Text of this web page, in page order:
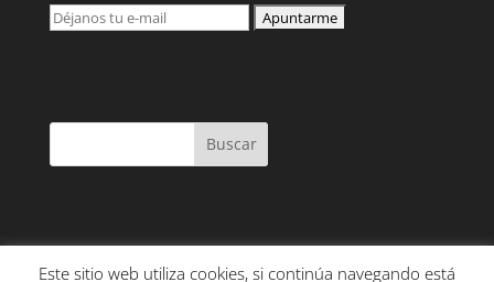
Este sitio web utiliza cookies, si continúa navegando está